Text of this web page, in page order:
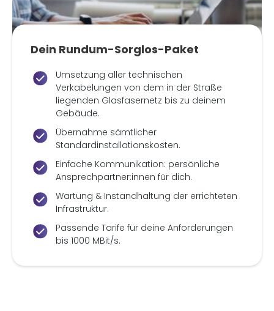
Dein Rundum-Sorglos-Paket
Umsetzung aller technischen
Verkabelungen von dem in der Straße
liegenden Glasfasernetz bis zu deinem
Gebäude.
Übernahme sämtlicher
Standardinstallationskosten.
Einfache Kommunikation: persönliche
Ansprechpartner:innen für dich.
Wartung & Instandhaltung der errichteten
Infrastruktur.
Passende Tarife für deine Anforderungen
bis 1000 MBit/s.